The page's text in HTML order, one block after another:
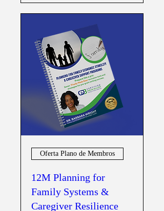
Oferta Plano de Membros
12M Planning for
Family Systems &
Caregiver Resilience